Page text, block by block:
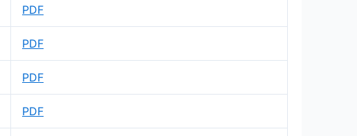
PDF
PDF
PDF
PDF